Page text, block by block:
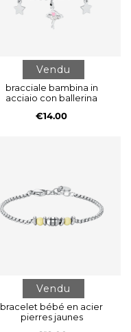
Vendu
bracciale bambina in
acciaio con ballerina
€14.00
Vendu
bracelet bébé en acier
pierres jaunes